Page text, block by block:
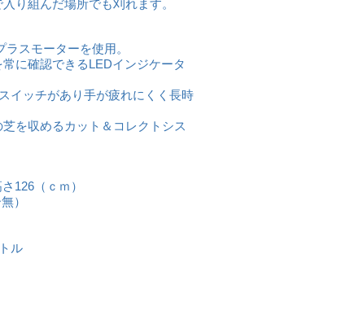
り組んだ場所でも刈れます。
スモーターを使用。
に確認できるLEDインジケータ
イッチがあり手が疲れにくく長時
を収めるカット＆コレクトシス
126（ｃｍ）
）
ル